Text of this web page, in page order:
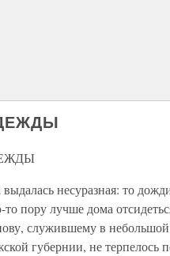
выдалась несуразная: то
то пору лучше дома
служившему в небольшой
губернии, не терпелось